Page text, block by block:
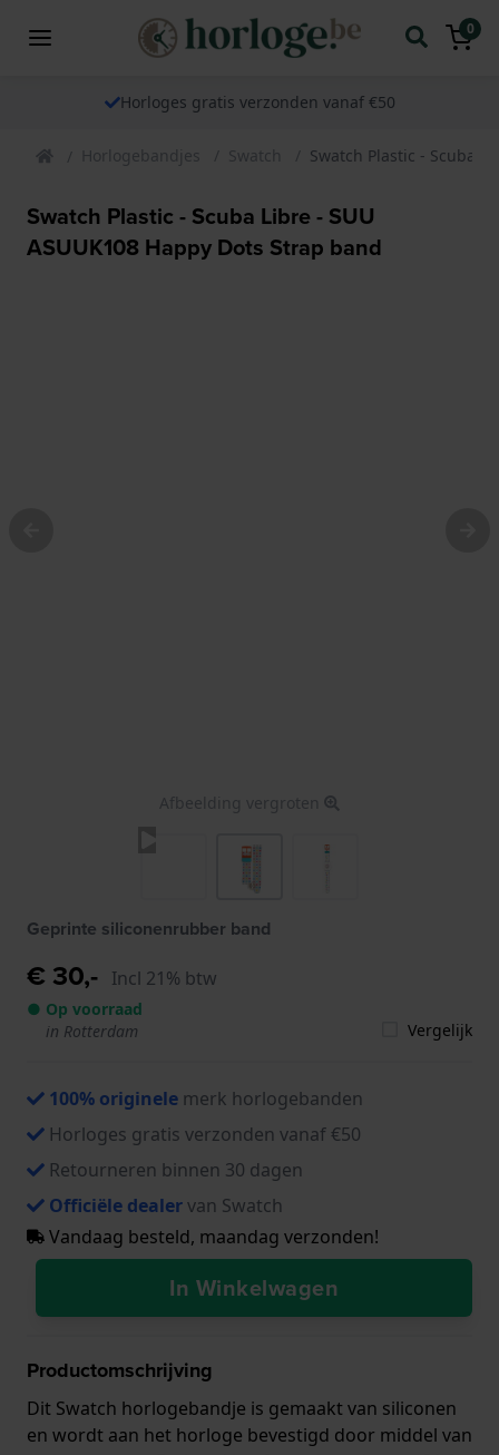
0
Horloges gratis verzonden vanaf €50
Horlogebandjes Swatch Swatch Plastic - Scuba
Swatch Plastic - Scuba Libre - SUU
ASUUK108 Happy Dots Strap band
Afbeelding vergroten
Geprinte siliconenrubber band
€ 30,- Incl 21% btw
● Op voorraad
in Rotterdam
Vergelijk
100% originele merk horlogebanden
Horloges gratis verzonden vanaf €50
Retourneren binnen 30 dagen
Officiële dealervan Swatch
Vandaag besteld, maandag verzonden!
In Winkelwagen
Productomschrijving
Dit Swatch horlogebandje is gemaakt van siliconen
en wordt aan het horloge bevestigd door middel van